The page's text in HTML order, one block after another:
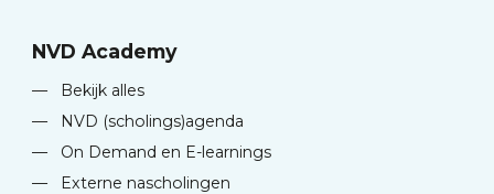
NVD Academy
—
Bekijk alles
—
NVD (scholings)agenda
—
On Demand en E-learnings
—
Externe nascholingen